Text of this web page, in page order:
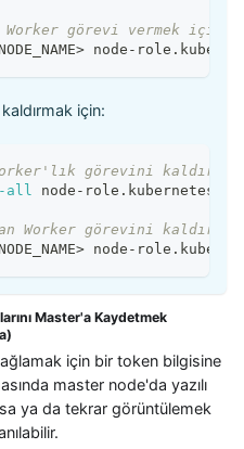
görevi vermek için
> node-
için:
görevini
all node-
Worker görevini
> node-
Master'a Kaydetmek
için bir token bilgisine
master node'da yazılı
ya da tekrar görüntülemek